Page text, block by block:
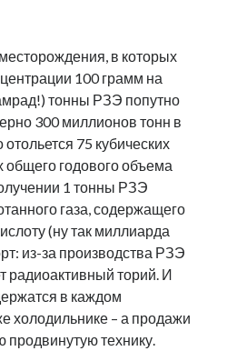
в которых
100 грамм на
тонны РЗЭ попутно
300 миллионов тонн в
75 кубических
общего годового объема
1 тонны РЗЭ
газа, содержащего
(ну так миллиарда
из-за производства РЗЭ
радиоактивный торий. И
в каждом
холодильнике – а продажи
продвинутую технику.